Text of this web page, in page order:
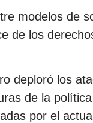
modelos de
de los
deploró los
de la
por el